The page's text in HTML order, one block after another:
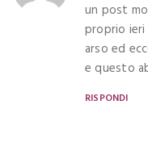
un post
proprio ieri
arso ed
e questo
RISPONDI